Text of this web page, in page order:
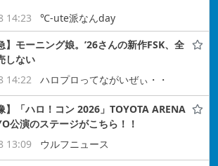
14:23
℃-ute派なんday
】モーニング娘。’26さんの新作FSK、全
しない
14:22
ハロプロってながいぜぃ・・
】「ハロ！コン 2026」TOYOTA ARENA
公演のステージがこちら！！
13:09
ウルフニュース